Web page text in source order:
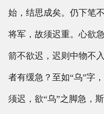
始，结思成矣。仍下笔
将军，故须迟重。心欲
箭不欲迟，迟则中物不
者有缓急？至如“乌”字
须迟，欲“乌”之脚急，